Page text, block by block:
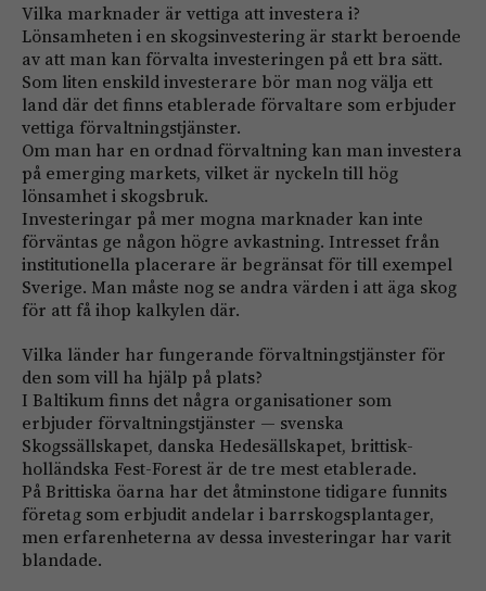
Vilka marknader är vettiga att investera i?
Lönsamheten i en skogsinvestering är starkt beroende
av att man kan förvalta investeringen på ett bra sätt.
Som liten enskild investerare bör man nog välja ett
land där det finns etablerade förvaltare som erbjuder
vettiga förvaltningstjänster.
Om man har en ordnad förvaltning kan man investera
på emerging markets, vilket är nyckeln till hög
lönsamhet i skogsbruk.
Investeringar på mer mogna marknader kan inte
förväntas ge någon högre avkastning. Intresset från
institutionella placerare är begränsat för till exempel
Sverige. Man måste nog se andra värden i att äga skog
för att få ihop kalkylen där.
Vilka länder har fungerande förvaltningstjänster för
den som vill ha hjälp på plats?
I Baltikum finns det några organisationer som
erbjuder förvaltningstjänster — svenska
Skogssällskapet, danska Hedesällskapet, brittisk-
holländska Fest-Forest är de tre mest etablerade.
På Brittiska öarna har det åtminstone tidigare funnits
företag som erbjudit andelar i barrskogsplantager,
men erfarenheterna av dessa investeringar har varit
blandade.